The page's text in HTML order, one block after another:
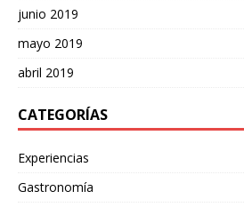
junio 2019
mayo 2019
abril 2019
CATEGORÍAS
Experiencias
Gastronomía